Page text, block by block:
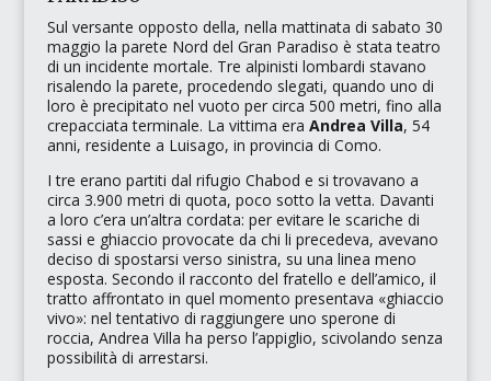
Sul versante opposto della, nella mattinata di sabato 30
maggio la parete Nord del Gran Paradiso è stata teatro
di un incidente mortale. Tre alpinisti lombardi stavano
risalendo la parete, procedendo slegati, quando uno di
loro è precipitato nel vuoto per circa 500 metri, fino alla
crepacciata terminale. La vittima era Andrea Villa, 54
anni, residente a Luisago, in provincia di Como.
I tre erano partiti dal rifugio Chabod e si trovavano a
circa 3.900 metri di quota, poco sotto la vetta. Davanti
a loro c’era un’altra cordata: per evitare le scariche di
sassi e ghiaccio provocate da chi li precedeva, avevano
deciso di spostarsi verso sinistra, su una linea meno
esposta. Secondo il racconto del fratello e dell’amico, il
tratto affrontato in quel momento presentava «ghiaccio
vivo»: nel tentativo di raggiungere uno sperone di
roccia, Andrea Villa ha perso l’appiglio, scivolando senza
possibilità di arrestarsi.